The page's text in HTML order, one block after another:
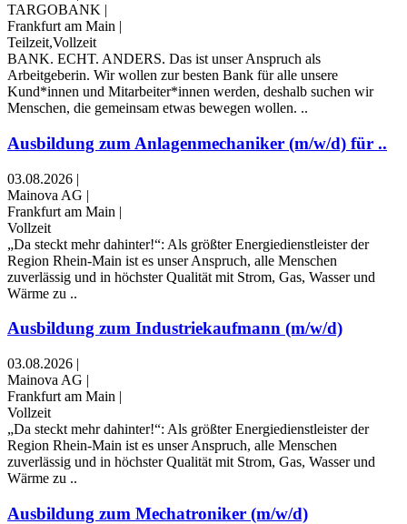
TARGOBANK |
Frankfurt am Main |
Teilzeit,Vollzeit
BANK. ECHT. ANDERS. Das ist unser Anspruch als
Arbeitgeberin. Wir wollen zur besten Bank für alle unsere
Kund*innen und Mitarbeiter*innen werden, deshalb suchen wir
Menschen, die gemeinsam etwas bewegen wollen. ..
Ausbildung zum Anlagenmechaniker (m/w/d) für ..
03.08.2026 |
Mainova AG |
Frankfurt am Main |
Vollzeit
„Da steckt mehr dahinter!“: Als größter Energiedienstleister der
Region Rhein-Main ist es unser Anspruch, alle Menschen
zuverlässig und in höchster Qualität mit Strom, Gas, Wasser und
Wärme zu ..
Ausbildung zum Industriekaufmann (m/w/d)
03.08.2026 |
Mainova AG |
Frankfurt am Main |
Vollzeit
„Da steckt mehr dahinter!“: Als größter Energiedienstleister der
Region Rhein-Main ist es unser Anspruch, alle Menschen
zuverlässig und in höchster Qualität mit Strom, Gas, Wasser und
Wärme zu ..
Ausbildung zum Mechatroniker (m/w/d)